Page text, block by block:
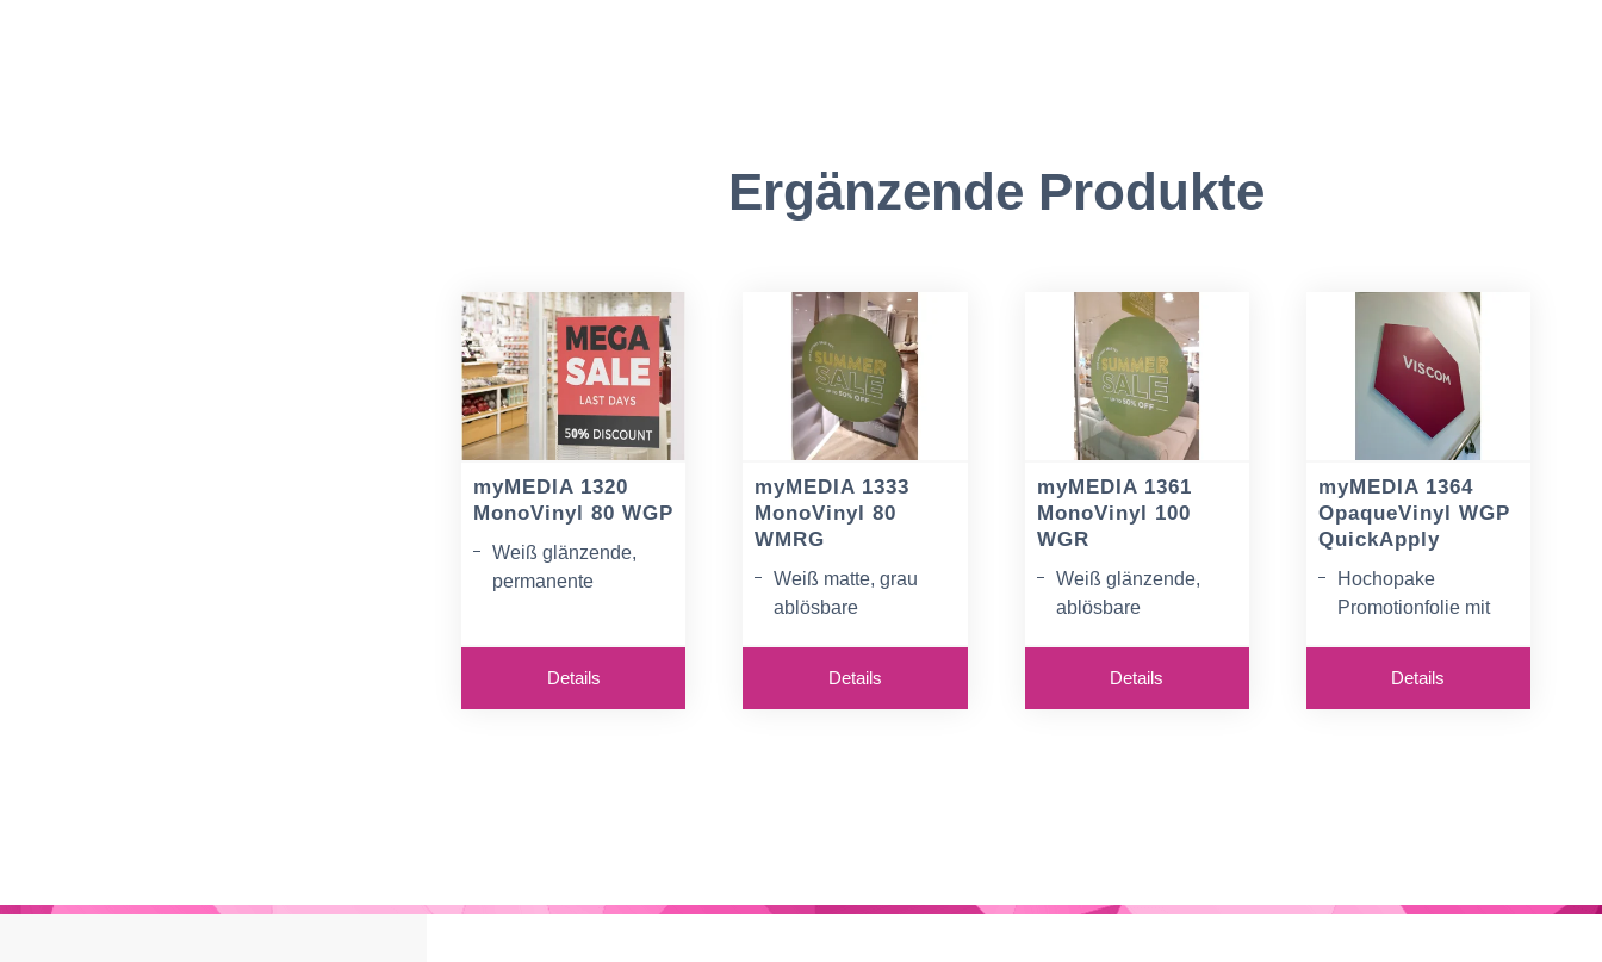
Ergänzende Produkte
myMEDIA 1320
MonoVinyl 80 WGP
Weiß glänzende,
permanente
Exzellente
Bedruckbarkeit
Für Latex, Eco-
Details
myMEDIA 1333
MonoVinyl 80
WMRG
Weiß matte, grau
ablösbare
Exzellente
Details
myMEDIA 1361
MonoVinyl 100
WGR
Weiß glänzende,
ablösbare
Exzellente
Details
myMEDIA 1364
OpaqueVinyl WGP
QuickApply
Hochopake
Promotionfolie mit
Details